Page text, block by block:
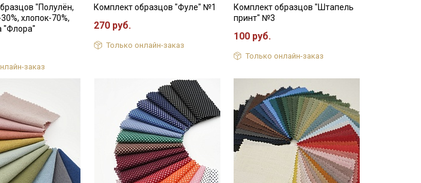
"Полулён,
хлопок-70%,
"Флора"
заказ
Комплект образцов "Фуле" №1
270 руб.
Только онлайн-заказ
Комплект образцов "Штапель
принт" №3
100 руб.
Только онлайн-заказ